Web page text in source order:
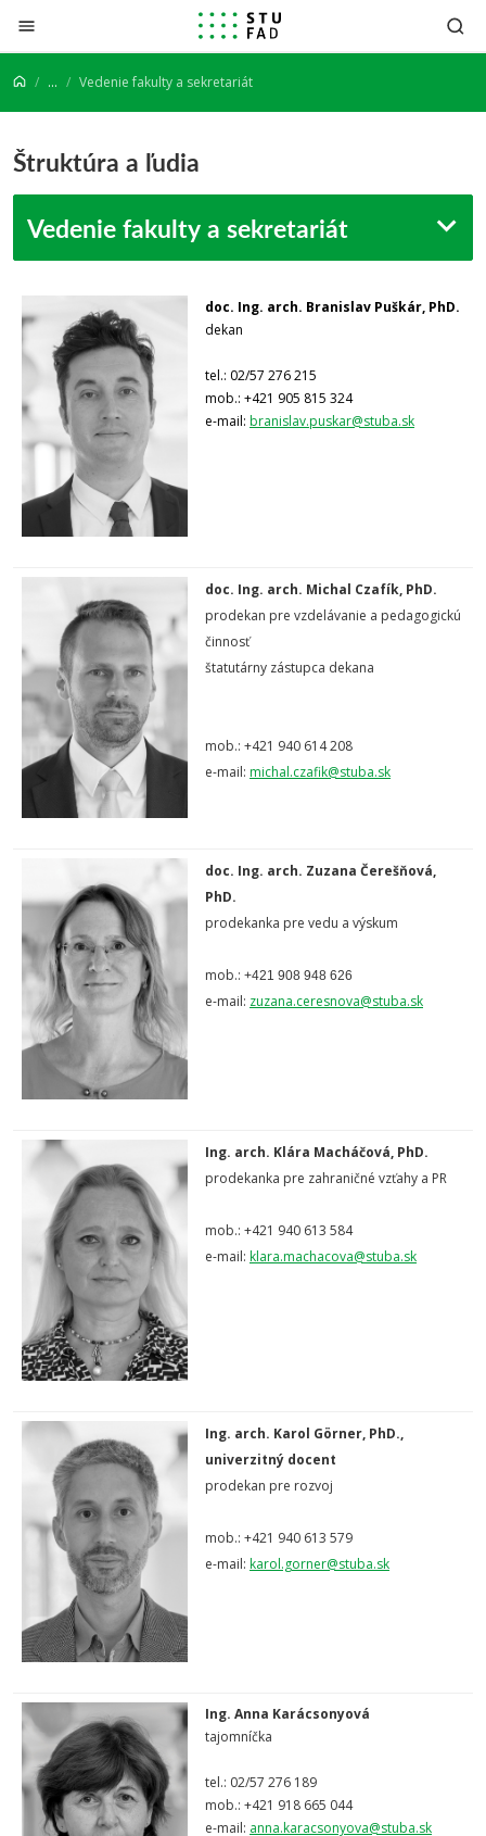
Prejsť na obsah
... Vedenie fakulty a sekretariát
Štruktúra a ľudia
Vedenie fakulty a sekretariát
doc. Ing. arch. Branislav Puškár, PhD.
dekan
tel.: 02/57 276 215
mob.: +421 905 815 324
e-mail: branislav.puskar@stuba.sk
doc. Ing. arch. Michal Czafík, PhD.
prodekan pre vzdelávanie a pedagogickú
činnosť
štatutárny zástupca dekana
mob.: +421 940 614 208
e-mail: michal.czafik@stuba.sk
doc. Ing. arch. Zuzana Čerešňová,
PhD.
prodekanka pre vedu a výskum
mob.: +421 908 948 626
e-mail: zuzana.ceresnova@stuba.sk
Ing. arch. Klára Macháčová, PhD.
prodekanka pre zahraničné vzťahy a PR
mob.: +421 940 613 584
e-mail: klara.machacova@stuba.sk
Ing. arch. Karol Görner, PhD.,
univerzitný docent
prodekan pre rozvoj
mob.: +421 940 613 579
e-mail: karol.gorner@stuba.sk
Ing. Anna Karácsonyová
tajomníčka
tel.: 02/57 276 189
mob.: +421 918 665 044
e-mail: anna.karacsonyova@stuba.sk